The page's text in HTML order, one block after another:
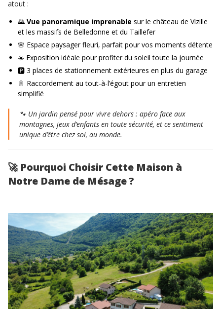
atout :
🌄 Vue panoramique imprenable sur le château de Vizille
et les massifs de Belledonne et du Taillefer
🌸 Espace paysager fleuri, parfait pour vos moments détente
☀️ Exposition idéale pour profiter du soleil toute la journée
🅿️ 3 places de stationnement extérieures en plus du garage
🚿 Raccordement au tout-à-l’égout pour un entretien
simplifié
🐾 Un jardin pensé pour vivre dehors : apéro face aux
montagnes, jeux d’enfants en toute sécurité, et ce sentiment
unique d’être chez soi, au monde.
🚀 Pourquoi Choisir Cette Maison à
Notre Dame de Mésage ?